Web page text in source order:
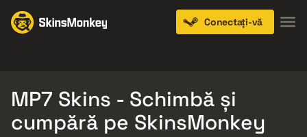
Conectați-vă
MP7 Skins - Schimbă și
cumpără pe SkinsMonkey